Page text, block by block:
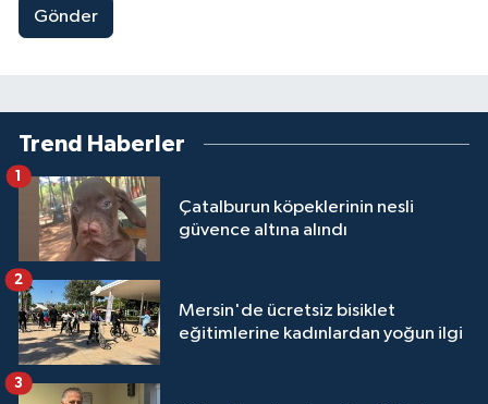
Gönder
Trend Haberler
Çatalburun köpeklerinin nesli
güvence altına alındı
1
Mersin'de ücretsiz bisiklet
eğitimlerine kadınlardan yoğun ilgi
2
3